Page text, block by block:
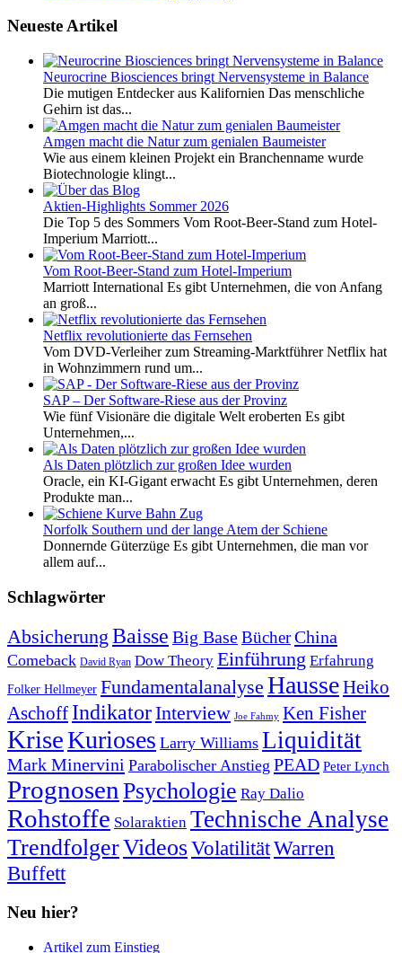
Neueste Artikel
Neurocrine Biosciences bringt Nervensysteme in Balance
Die mutigen Entdecker aus Kalifornien Das menschliche
Gehirn ist das...
Amgen macht die Natur zum genialen Baumeister
Wie aus einem kleinen Projekt ein Branchenname wurde
Biotechnologie klingt...
Aktien-Highlights Sommer 2026
Die Top 5 des Sommers Vom Root-Beer-Stand zum Hotel-
Imperium Marriott...
Vom Root-Beer-Stand zum Hotel-Imperium
Marriott International Es gibt Unternehmen, die von Anfang
an groß...
Netflix revolutionierte das Fernsehen
Vom DVD-Verleiher zum Streaming-Marktführer Netflix hat
in Wohnzimmern rund um...
SAP – Der Software-Riese aus der Provinz
Wie fünf Visionäre die digitale Welt eroberten Es gibt
Unternehmen,...
Als Daten plötzlich zur großen Idee wurden
Oracle, ein KI-Gigant erwacht Es gibt Unternehmen, deren
Produkte man...
Norfolk Southern und der lange Atem der Schiene
Donnernde Güterzüge Es gibt Unternehmen, die man vor
allem auf...
Schlagwörter
Absicherung Baisse Big BaseBücherChina
Comeback David Ryan Dow Theory Einführung Erfahrung
Folker Hellmeyer Fundamentalanalyse HausseHeiko
Aschoff IndikatorInterview Joe Fahmy Ken Fisher
KriseKurioses Larry Williams Liquidität
Mark Minervini Parabolischer Anstieg PEAD Peter Lynch
Prognosen Psychologie Ray Dalio
Rohstoffe Solaraktien Technische Analyse
TrendfolgerVideosVolatilitätWarren
Buffett
Neu hier?
Artikel zum Einstieg